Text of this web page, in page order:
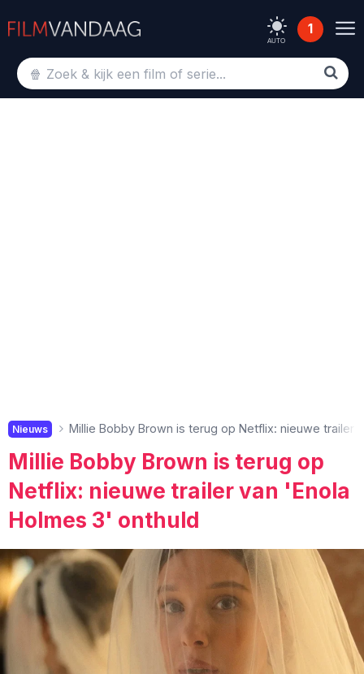
AUTO
1
Nieuws Millie Bobby Brown is terug op Netflix: nieuwe trailer
Millie Bobby Brown is terug op
Netflix: nieuwe trailer van 'Enola
Holmes 3' onthuld